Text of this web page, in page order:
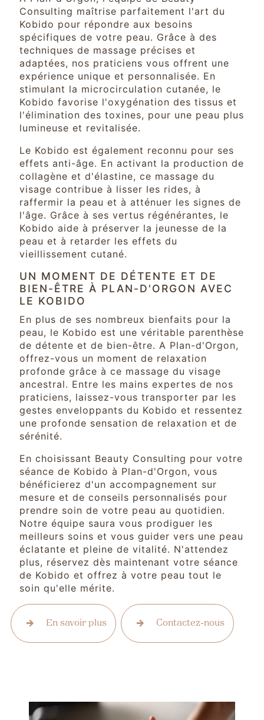
Consulting maîtrise parfaitement l'art du
Kobido pour répondre aux besoins
spécifiques de votre peau. Grâce à des
techniques de massage précises et
adaptées, nos praticiens vous offrent une
expérience unique et personnalisée. En
stimulant la microcirculation cutanée, le
Kobido favorise l'oxygénation des tissus et
l'élimination des toxines, pour une peau plus
lumineuse et revitalisée.
Le Kobido est également reconnu pour ses
effets anti-âge. En activant la production de
collagène et d'élastine, ce massage du
visage contribue à lisser les rides, à
raffermir la peau et à atténuer les signes de
l'âge. Grâce à ses vertus régénérantes, le
Kobido aide à préserver la jeunesse de la
peau et à retarder les effets du
vieillissement cutané.
UN MOMENT DE DÉTENTE ET DE
BIEN-ÊTRE À PLAN-D'ORGON AVEC
LE KOBIDO
En plus de ses nombreux bienfaits pour la
peau, le Kobido est une véritable parenthèse
de détente et de bien-être. A Plan-d'Orgon,
offrez-vous un moment de relaxation
profonde grâce à ce massage du visage
ancestral. Entre les mains expertes de nos
praticiens, laissez-vous transporter par les
gestes enveloppants du Kobido et ressentez
une profonde sensation de relaxation et de
sérénité.
En choisissant Beauty Consulting pour votre
séance de Kobido à Plan-d'Orgon, vous
bénéficierez d'un accompagnement sur
mesure et de conseils personnalisés pour
prendre soin de votre peau au quotidien.
Notre équipe saura vous prodiguer les
meilleurs soins et vous guider vers une peau
éclatante et pleine de vitalité. N'attendez
plus, réservez dès maintenant votre séance
de Kobido et offrez à votre peau tout le
soin qu'elle mérite.
En savoir plus Contactez-nous